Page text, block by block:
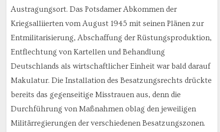
Austragungsort. Das Potsdamer Abkommen der
Kriegsalliierten vom August 1945 mit seinen Plänen zur
Entmilitarisierung, Abschaffung der Rüstungsproduktion,
Entflechtung von Kartellen und Behandlung
Deutschlands als wirtschaftlicher Einheit war bald darauf
Makulatur. Die Installation des Besatzungsrechts drückte
bereits das gegenseitige Misstrauen aus, denn die
Durchführung von Maßnahmen oblag den jeweiligen
Militärregierungen der verschiedenen Besatzungszonen.